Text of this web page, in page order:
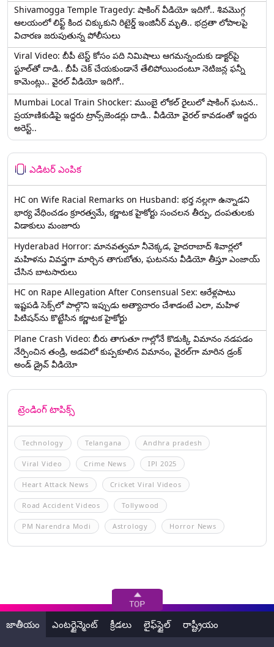
Shivamogga Temple Tragedy: షాకింగ్ వీడియో ఇదిగో.. శివమొగ్గ
ఆలయంలో లిఫ్ట్ కింద చిక్కుకుని రిటైర్డ్ ఇంజినీర్ మృతి.. భద్రతా లోపాలపై
విచారణ జరుపుతున్న పోలీసులు
Viral Video: బీపీ టెస్ట్‌ కోసం పది నిమిషాలు ఆగమన్నందుకు డాక్టర్‌పై
స్టూల్‌తో దాడి.. బీపీ చెక్ చేయకుండానే తేలిపోయిందంటూ నెటిజన్ల ఫన్నీ
కామెంట్లు.. వైరల్ వీడియో ఇదిగో..
Mumbai Local Train Shocker: ముంబై లోకల్ రైలులో షాకింగ్ ఘటన..
ప్రయాణికుడిపై ఇద్దరు ట్రాన్స్‌జెండర్లు దాడి.. వీడియో వైరల్ కావడంతో ఇద్దరు
అరెస్ట్..
ఎడిటర్ ఎంపిక
HC on Wife Racial Remarks on Husband: భర్త న‌ల్ల‌గా ఉన్నాడ‌ని
భార్య వేధించ‌డం క్రూర‌త్వ‌మే, కర్ణాటక హైకోర్టు సంచలన తీర్పు, దంపతులకు
విడాకులు మంజూరు
Hyderabad Horror: మానవత్వమా నీవెక్కడ, హైదరాబాద్ శివార్లలో
మహిళను వివస్త్రగా మార్చిన తాగుబోతు, ఘటనను వీడియో తీస్తూ ఎంజాయ్
చేసిన బాటసారులు
HC on Rape Allegation After Consensual Sex: ఆరేళ్లపాటు
ఇష్టపడి సెక్స్‌లో పాల్గొని ఇప్పుడు అత్యాచారం చేశాడంటే ఎలా, మహిళ
పిటిషన్‌ను కొట్టేసిన కర్ణాటక హైకోర్టు
Plane Crash Video: బీరు తాగుతూ గాల్లోనే కొడుక్కి విమానం నడపడం
నేర్పించిన తండ్రి, అడవిలో కుప్పకూలిన విమానం, వైరల్‌గా మారిన డ్రంక్‌
అండ్ డ్రైవ్ వీడియో
ట్రెండింగ్ టాపిక్స్
Technology Telangana Andhra pradesh
Viral Video Crime News IPl 2025
Heart Attack News Cricket Viral Videos
Road Accident Videos Tollywood
PM Narendra Modi Astrology Horror News
జాతీయం ఎంటర్టైన్మెంట్ క్రీడలు లైఫ్‌స్టైల్ రాష్ట్రీయం